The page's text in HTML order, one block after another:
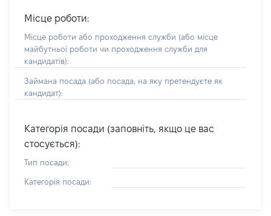
Місце роботи:
Місце роботи або проходження служби (або місце
майбутньої роботи чи проходження служби для
кандидатів):
Займана посада (або посада, на яку претендуєте як
кандидат):
Категорія посади (заповніть, якщо це вас
стосується):
Тип посади:
Категорія посади: